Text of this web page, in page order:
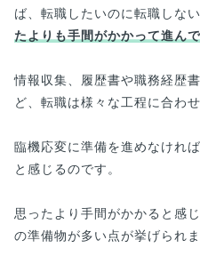
ば、転職したいのに転職しな
たよりも手間がかかって進んで
情報収集、履歴書や職務経歴
ど、転職は様々な工程に合わ
臨機応変に準備を進めなけれ
と感じるのです。
思ったより手間がかかると感
の準備物が多い点が挙げられま